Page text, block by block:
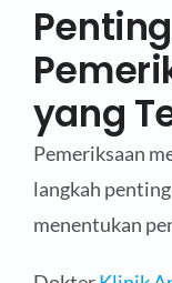
yang
Pemeriksaan
langkah
menentukan